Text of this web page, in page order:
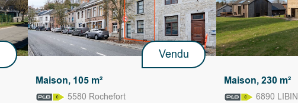
de
ou ne pas
de
convient
de
Vendu
Maison, 105 m²
5580 Rochefort
Maison, 230 m²
6890 LIBIN